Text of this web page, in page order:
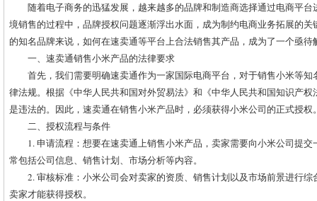
随着电子商务的迅猛发展，越来越多的品牌和制造商选择通过电商平
境销售的过程中，品牌授权问题逐渐浮出水面，成为制约电商业务拓展的
的知名品牌来说，如何在速卖通等平台上合法销售其产品，成为了一个亟待
一、速卖通销售小米产品的法律要求
首先，我们需要明确速卖通作为一家国际电商平台，对于销售小米等
律法规。根据《中华人民共和国对外贸易法》和《中华人民共和国知识产
是违法的。因此，速卖通在销售小米产品时，必须获得小米公司的正式授权
二、授权流程与条件
1. 申请流程：想要在速卖通上销售小米产品，卖家需要向小米公司提
常包括公司信息、销售计划、市场分析等内容。
2. 审核标准：小米公司会对卖家的资质、销售计划以及市场前景进行
卖家才能获得授权。